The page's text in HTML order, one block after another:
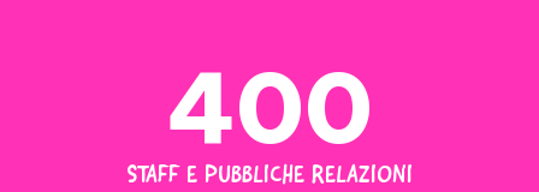
400
STAFF E PUBBLICHE RELAZIONI